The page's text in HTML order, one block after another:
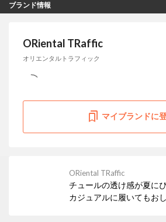
ブランド情報
ORiental TRaffic
オリエンタルトラフィック
マイブランドに
ORiental TRaffic
チュールの透け感が夏に
カジュアルに履いてもお